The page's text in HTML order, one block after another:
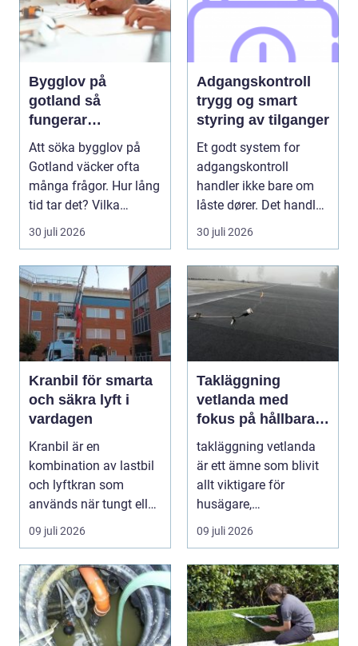
Bygglov på
gotland så
fungerar
processen i
praktiken
Att söka bygglov på
Gotland väcker ofta
många frågor. Hur lång
tid tar det? Vilka
handlingar behövs?...
30 juli 2026
Adgangskontroll
trygg og smart
styring av tilganger
Et godt system for
adgangskontroll
handler ikke bare om
låste dører. Det handler
om å ha oversikt, k...
30 juli 2026
Kranbil för smarta
och säkra lyft i
vardagen
Kranbil är en
kombination av lastbil
och lyftkran som
används när tungt eller
skrymma...
09 juli 2026
Takläggning
vetlanda med
fokus på hållbara
tak och trygga hus
takläggning vetlanda
är ett ämne som blivit
allt viktigare för
husägare,
bostadsrättsföreningar
och ...
09 juli 2026